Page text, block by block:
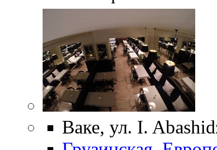
Ваке, ул. I.